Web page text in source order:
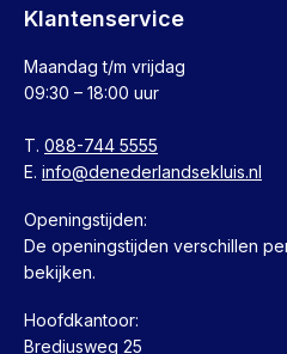
Klantenservice
Maandag t/m vrijdag
09:30 – 18:00 uur
T. 088-744 5555
E. info@denederlandsekluis.nl
Openingstijden:
De openingstijden verschillen
bekijken.
Hoofdkantoor:
Brediusweg 25